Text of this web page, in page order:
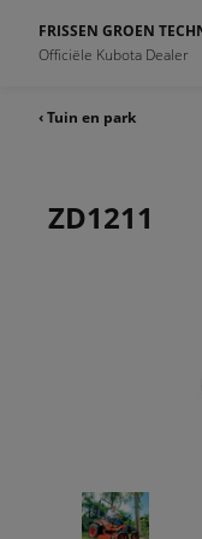
FRISSEN GROEN
Officiële Kubota Dealer
‹ Tuin en park
ZD1211